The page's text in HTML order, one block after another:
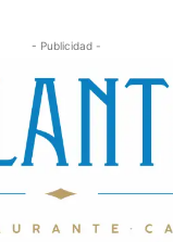
- Publicidad -